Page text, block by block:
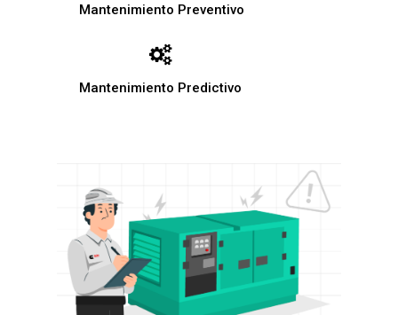
Mantenimiento Preventivo
Mantenimiento Predictivo